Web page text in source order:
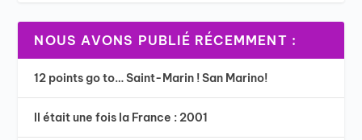
NOUS AVONS PUBLIÉ RÉCEMMENT :
12 points go to… Saint-Marin ! San Marino!
Il était une fois la France : 2001